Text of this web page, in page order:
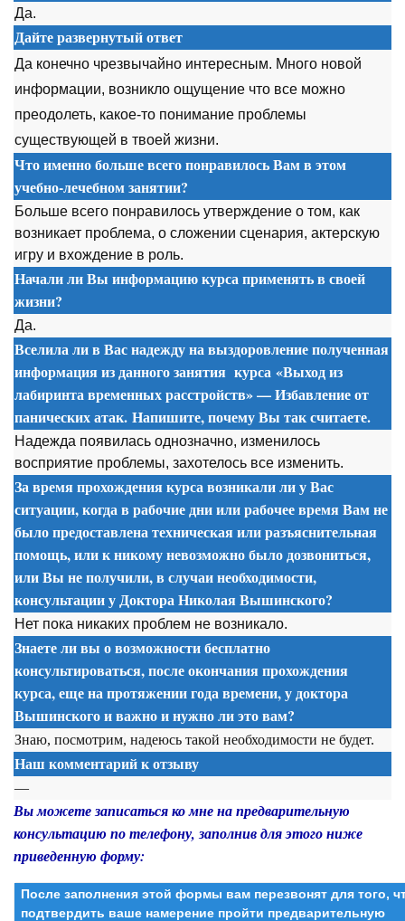
Да.
Дайте развернутый ответ
Да конечно чрезвычайно интересным. Много новой
информации, возникло ощущение что все можно
преодолеть, какое-то понимание проблемы
существующей в твоей жизни.
Что именно больше всего понравилось Вам в этом
учебно-лечебном занятии?
Больше всего понравилось утверждение о том, как
возникает проблема, о сложении сценария, актерскую
игру и вхождение в роль.
Начали ли Вы информацию курса применять в своей
жизни?
Да.
Вселила ли в Вас надежду на выздоровление полученная
информация из данного занятия курса «Выход из
лабиринта временных расстройств» — Избавление от
панических атак. Напишите, почему Вы так считаете.
Надежда появилась однозначно, изменилось
восприятие проблемы, захотелось все изменить.
За время прохождения курса возникали ли у Вас
ситуации, когда в рабочие дни или рабочее время Вам не
было предоставлена техническая или разъяснительная
помощь, или к никому невозможно было дозвониться,
или Вы не получили, в случаи необходимости,
консультации у Доктора Николая Вышинского?
Нет пока никаких проблем не возникало.
Знаете ли вы о возможности бесплатно
консультироваться, после окончания прохождения
курса, еще на протяжении года времени, у доктора
Вышинского и важно и нужно ли это вам?
Знаю, посмотрим, надеюсь такой необходимости не будет.
Наш комментарий к отзыву
—
Вы можете записаться ко мне на предварительную
консультацию по телефону, заполнив для этого ниже
приведенную форму:
После заполнения этой формы вам перезвонят для того,
подтвердить ваше намерение пройти предварительную